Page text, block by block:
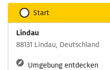
Start
Lindau
88131 Lindau, Deutschland
Umgebung entdecken